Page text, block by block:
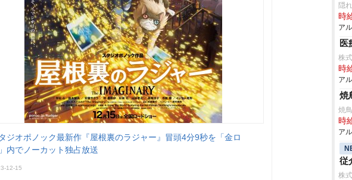
ジオポノック最新作『屋根裏のラジャー』冒頭4分9秒を「金ロ
内でノーカット独占放送
12-15
隠
時
ア
医
株
時
ア
焼
焼
時
ア
従
株